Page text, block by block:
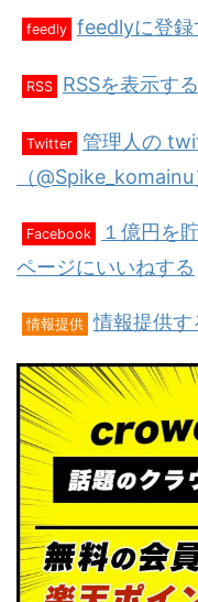
feedly feedlyに登録
RSS RSSを表示する
Twitter 管理人の
（
Facebook
１億円を
ページにいいねする
情報提供 情報提供す